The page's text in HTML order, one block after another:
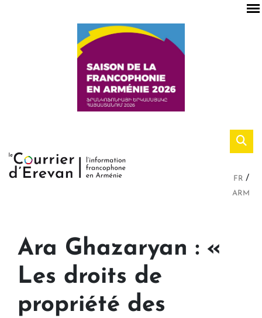
FR
ARM
Ara Ghazaryan : «
Les droits de
propriété des